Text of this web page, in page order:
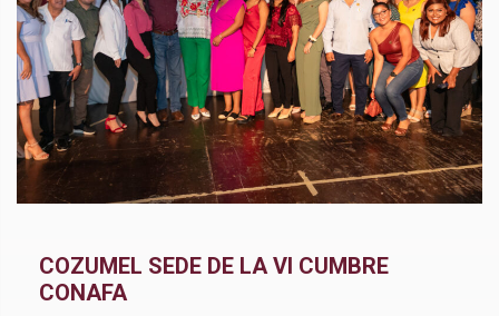
COZUMEL SEDE DE LA VI CUMBRE
CONAFA